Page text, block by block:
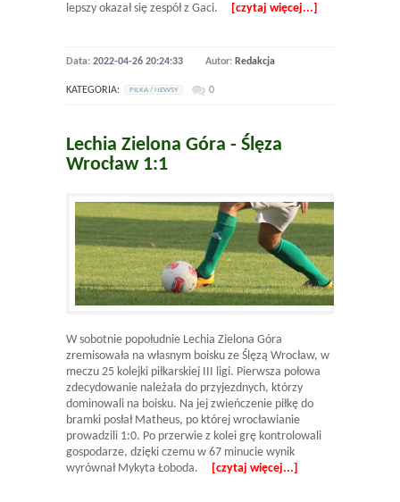
lepszy okazał się zespół z Gaci.
[czytaj więcej...]
Data: 2022-04-26 20:24:33 Autor: Redakcja
KATEGORIA: PILKA / NEWSY 0
Lechia Zielona Góra - Ślęza
Wrocław 1:1
W sobotnie popołudnie Lechia Zielona Góra
zremisowała na własnym boisku ze Ślęzą Wrocław, w
meczu 25 kolejki piłkarskiej III ligi. Pierwsza połowa
zdecydowanie należała do przyjezdnych, którzy
dominowali na boisku. Na jej zwieńczenie piłkę do
bramki posłał Matheus, po której wrocławianie
prowadzili 1:0. Po przerwie z kolei grę kontrolowali
gospodarze, dzięki czemu w 67 minucie wynik
wyrównał Mykyta Łoboda.
[czytaj więcej...]